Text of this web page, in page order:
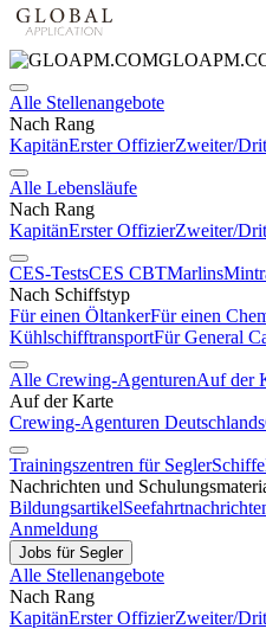
Alle Stellenangebote
Nach Rang
KapitänErster OffizierZweiter/
Alle Lebensläufe
Nach Rang
KapitänErster OffizierZweiter/
CES-TestsCES CBTMarlins
Nach Schiffstyp
Für einen ÖltankerFür einen
KühlschifftransportFür General
Alle Crewing-AgenturenAuf der
Auf der Karte
Crewing-Agenturen Deutschlands
Trainingszentren für SeglerSchiffe
Nachrichten und
Bildungsartikel
Anmeldung
Jobs für Segler
Alle Stellenangebote
Nach Rang
KapitänErster OffizierZweiter/